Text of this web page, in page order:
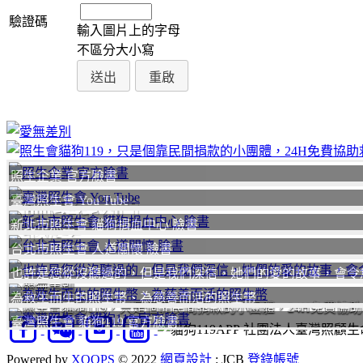
驗證碼
輸入圖片上的字母
不區分大小寫
聯絡我們
愛無差別
我要
照生會貓狗119，只是個靠民間捐款的小團體，24H免費協
照生企業 官方臉書
臺灣照生會 You Tube
新北市照生會 貓狗捐血中心 臉書
台北市照生會 人道關懷 臉書
也許是您從沒聽過的，但是我們深信，她們的愛的故事，會令
為救生而生的照生幣、為慈善而活的照生幣
臺灣照生會 貓狗119 官方臉書
社團法人臺灣照顧
Powered by XOOPS © 2022 網頁設計 : JCB 登錄帳號